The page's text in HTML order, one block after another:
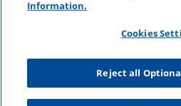
Information.
Cookies
Reject all